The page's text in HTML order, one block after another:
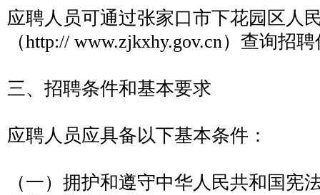
应聘人员可通过张家口市下花园区人
（http:// www.zjkxhy.gov.cn）查询招
三、招聘条件和基本要求
应聘人员应具备以下基本条件：
（一）拥护和遵守中华人民共和国宪